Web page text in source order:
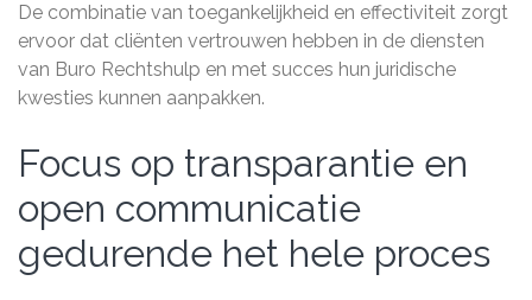
De combinatie van toegankelijkheid en effectiviteit zorgt
ervoor dat cliënten vertrouwen hebben in de diensten
van Buro Rechtshulp en met succes hun juridische
kwesties kunnen aanpakken.
Focus op transparantie en
open communicatie
gedurende het hele proces